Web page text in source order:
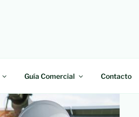
Guía Comercial Contacto